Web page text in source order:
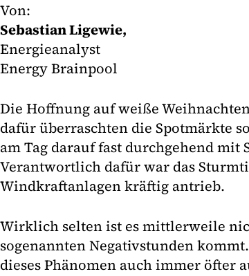
Von:
Sebastian Ligewie,
Energieanalyst
Energy Brainpool
Die Hoffnung auf weiße
dafür überraschten die Spotmärkte
am Tag darauf fast durchgehend mit
Verantwortlich dafür war das
Windkraftanlagen kräftig antrieb.
Wirklich selten ist es mittlerweile
sogenannten Negativstunden
dieses Phänomen auch immer öfter